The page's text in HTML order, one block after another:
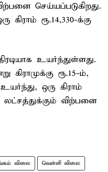
செய்யப்படுகிறது.
கிராம் ரூ.14,330-க்கு
உயர்ந்துள்ளது.
ரூ.15-ம்,
ஒரு கிராம்
லட்சத்துக்கும் விற்பனை
விலை வெள்ளி விலை